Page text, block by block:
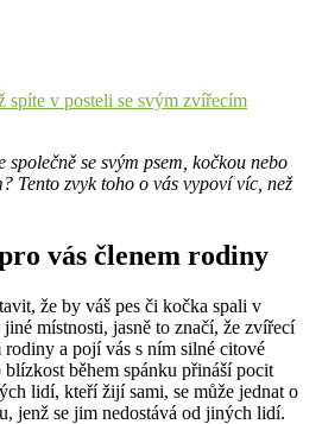
společně se svým psem, kočkou nebo
Tento zvyk toho o vás vypoví víc, než
vás členem rodiny
že by váš pes či kočka spali v
místnosti, jasně to značí, že zvířecí
a pojí vás s ním silné citové
během spánku přináší pocit
lidí, kteří žijí sami, se může jednat o
jenž se jim nedostává od jiných lidí.